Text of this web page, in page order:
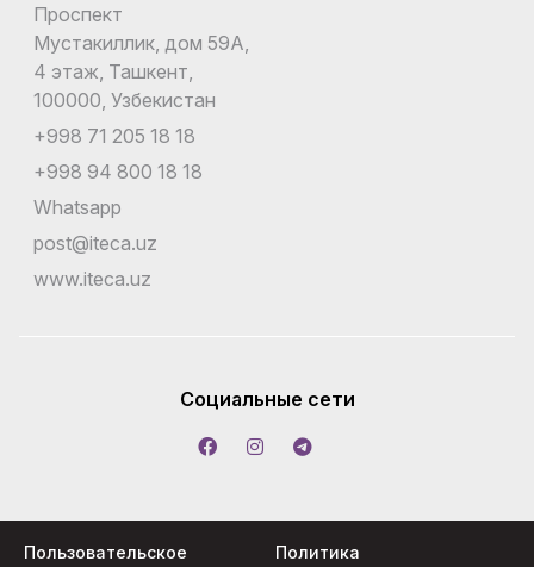
Проспект
Мустакиллик, дом 59А,
4 этаж, Ташкент,
100000, Узбекистан
+998 71 205 18 18
+998 94 800 18 18
Whatsapp
post@iteca.uz
www.iteca.uz
Социальные сети
Пользовательское
Политика